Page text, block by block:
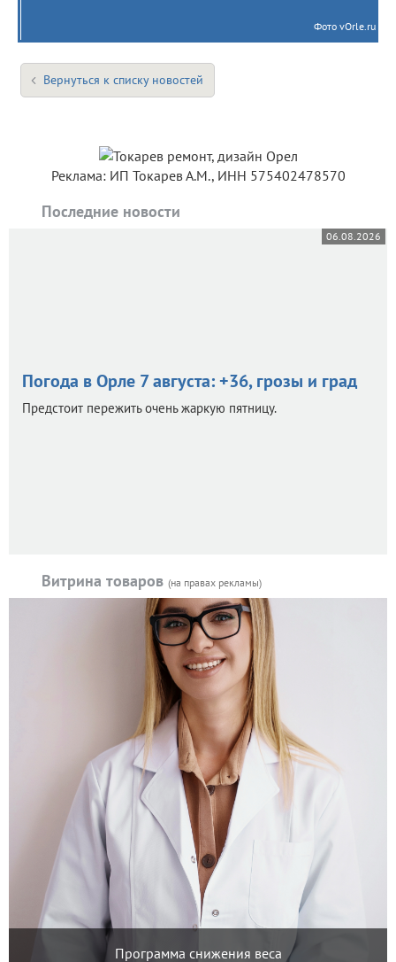
Фото vOrle.ru
Вернуться к списку новостей
Реклама: ИП Токарев А.М., ИНН 575402478570
Последние новости
06.08.2026
Погода в Орле 7 августа: +36, грозы и град
Предстоит пережить очень жаркую пятницу.
Витрина товаров (на правах рекламы)
Программа снижения веса